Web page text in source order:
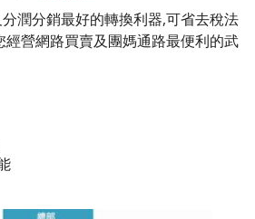
潤分銷最好的轉換利器,可省去稅法
經營網路買賣及團媽通路最便利的武